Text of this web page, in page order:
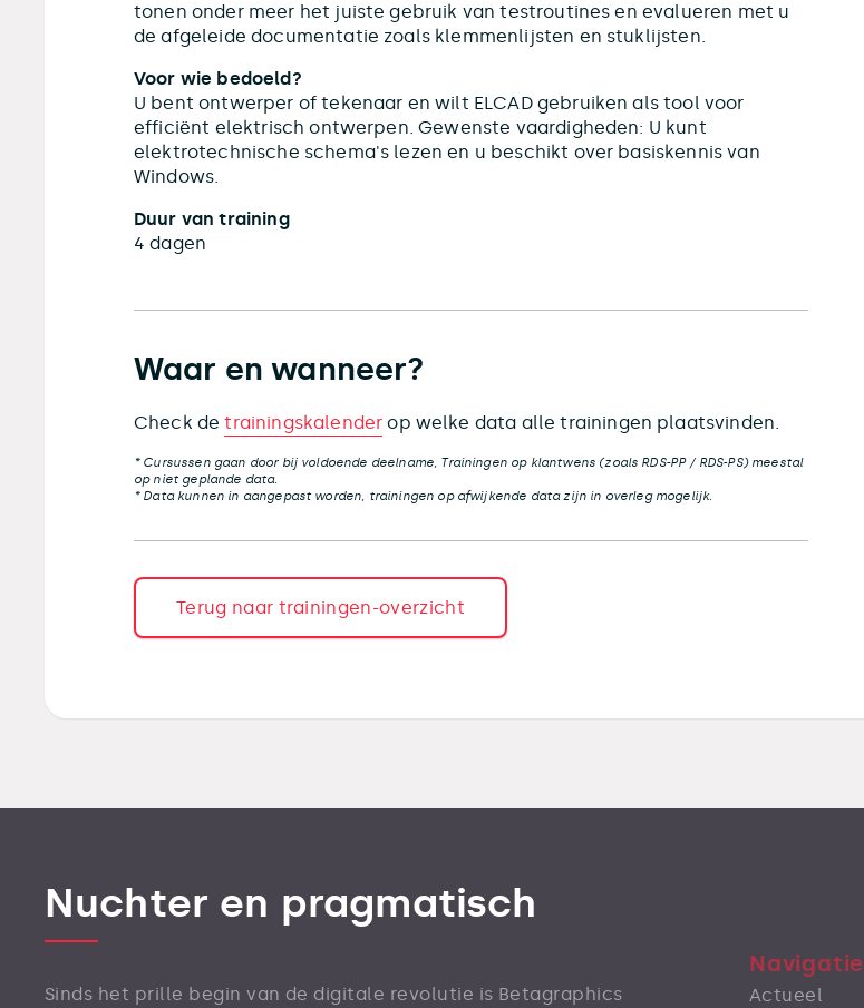
tonen onder meer het juiste gebruik van testroutines en evalueren met u
de afgeleide documentatie zoals klemmenlijsten en stuklijsten.
Voor wie bedoeld?
U bent ontwerper of tekenaar en wilt ELCAD gebruiken als tool voor
efficiënt elektrisch ontwerpen. Gewenste vaardigheden: U kunt
elektrotechnische schema's lezen en u beschikt over basiskennis van
Windows.
Duur van training
4 dagen
Waar en wanneer?
Check detrainingskalender op welke data alle trainingen plaatsvinden.
* Cursussen gaan door bij voldoende deelname, Trainingen op klantwens (zoals RDS-PP / RDS-PS) meestal
op niet geplande data.
* Data kunnen in aangepast worden, trainingen op afwijkende data zijn in overleg mogelijk.
Terug naar trainingen-overzicht
Nuchter en pragmatisch
Sinds het prille begin van de digitale revolutie is Betagraphics
Navigatie
Actueel